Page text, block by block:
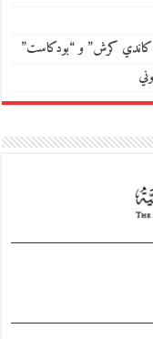
“كاندي كرش” و “بودكاست”